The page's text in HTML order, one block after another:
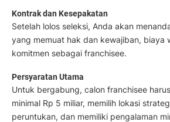
Kontrak dan Kesepakatan
Setelah lolos seleksi, Anda akan
yang memuat hak dan kewajiban, biaya
komitmen sebagai franchisee.
Persyaratan Utama
Untuk bergabung, calon franchisee
minimal Rp 5 miliar, memilih lokasi
peruntukan, dan memiliki pengalaman